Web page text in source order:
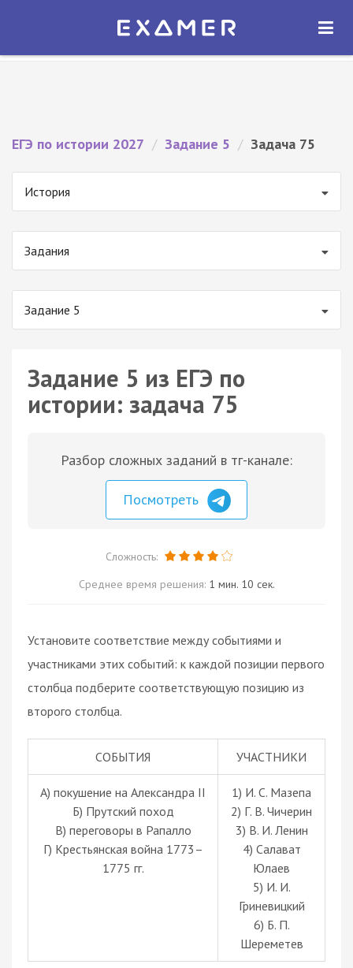
Экзамер — ЕГЭ 2027
ОТКРЫТЬ
ЕГЭ по истории 2027 / Задание 5 / Задача 75
История
Задания
Задание 5
Задание 5 из ЕГЭ по
истории: задача 75
Разбор сложных заданий в тг-канале:
Посмотреть
Сложность:
Среднее время решения: 1 мин. 10 сек.
Установите соответствие между событиями и
участниками этих событий: к каждой позиции первого
столбца подберите соответствующую позицию из
второго столбца.
СОБЫТИЯ УЧАСТНИКИ
А) покушение на Александра II
Б) Прутский поход
В) переговоры в Рапалло
Г) Крестьянская война 1773–
1775 гг.
1) И. С. Мазепа
2) Г. В. Чичерин
3) В. И. Ленин
4) Салават
Юлаев
5) И. И.
Гриневицкий
6) Б. П.
Шереметев